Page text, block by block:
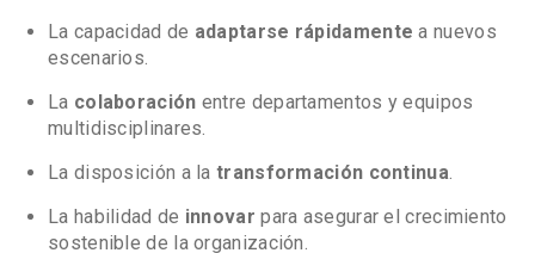
La capacidad de adaptarse rápidamente a nuevos
escenarios.
La colaboración entre departamentos y equipos
multidisciplinares.
La disposición a la transformación continua
La habilidad de innovar para asegurar el crecimiento
sostenible de la organización.